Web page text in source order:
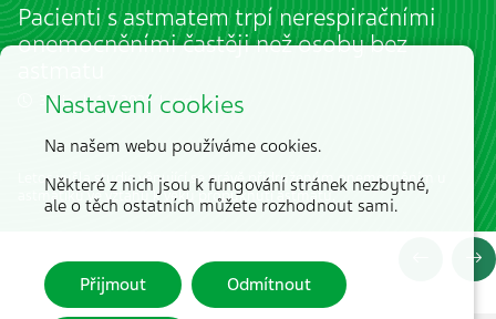
Pacienti s astmatem trpí nerespiračními
onemocněními častěji než osoby bez
3 min. | 1. 7. 2023 | redakce
Letos vyšla studie věnující se právě přidruženým onemocněním u
astmatiků ve vztahu k věku propuknutí astmatu.
Nastavení cookies
Na našem webu používáme cookies.
Některé z nich jsou k fungování stránek nezbytné,
ale o těch ostatních můžete rozhodnout sami.
Přijmout Odmítnout